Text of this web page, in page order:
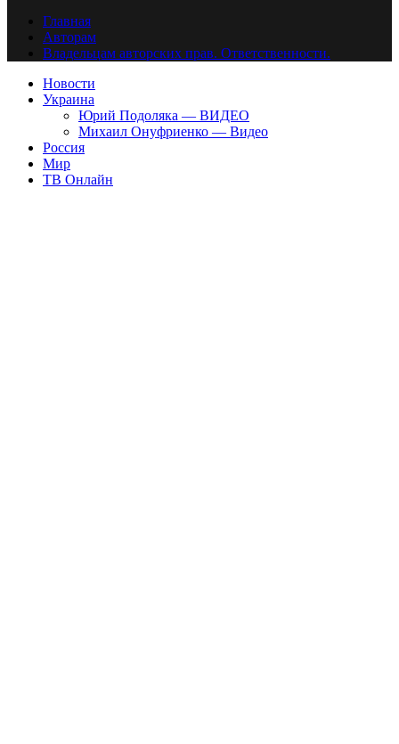
Главная
Авторам
Владельцам авторских прав. Ответственности.
Новости
Украина
Юрий Подоляка — ВИДЕО
Михаил Онуфриенко — Видео
Россия
Мир
ТВ Онлайн